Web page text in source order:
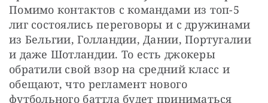
Помимо контактов с командами из топ-5
лиг состоялись переговоры и с дружинами
из Бельгии, Голландии, Дании, Португалии
и даже Шотландии. То есть джокеры
обратили свой взор на средний класс и
обещают, что регламент нового
футбольного баттла будет приниматься